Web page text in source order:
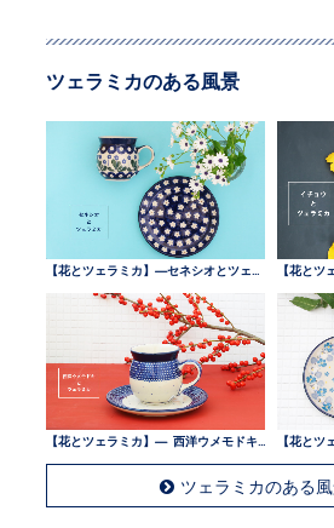
ツェラミカのある風景
ツェラミカのある